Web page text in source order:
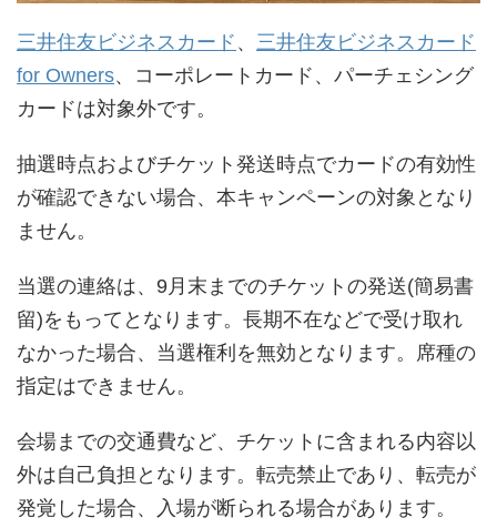
三井住友ビジネスカード 、 三井住友ビジネスカード
for Owners、コーポレートカード、パーチェシング
カードは対象外です。
抽選時点およびチケット発送時点でカードの有効性
が確認できない場合、本キャンペーンの対象となり
ません。
当選の連絡は、9月末までのチケットの発送(簡易書
留)をもってとなります。長期不在などで受け取れ
なかった場合、当選権利を無効となります。席種の
指定はできません。
会場までの交通費など、チケットに含まれる内容以
外は自己負担となります。転売禁止であり、転売が
発覚した場合、入場が断られる場合があります。